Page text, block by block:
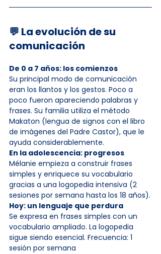
💬 La evolución de su
comunicación
De 0 a 7 años: los comienzos
Su principal modo de comunicación
eran los llantos y los gestos. Poco a
poco fueron apareciendo palabras y
frases. Su familia utiliza el método
Makaton (lengua de signos con el libro
de imágenes del Padre Castor), que le
ayuda considerablemente.
En la adolescencia: progresos
Mélanie empieza a construir frases
simples y enriquece su vocabulario
gracias a una logopedia intensiva (2
sesiones por semana hasta los 18 años).
Hoy: un lenguaje que perdura
Se expresa en frases simples con un
vocabulario ampliado. La logopedia
sigue siendo esencial. Frecuencia: 1
sesión por semana